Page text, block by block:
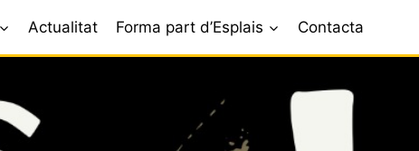
Actualitat Forma part d’Esplais Contacta